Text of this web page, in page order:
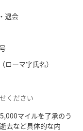
退会
ーマ字氏名）
ください
マイルを了承のう
去など具体的な内